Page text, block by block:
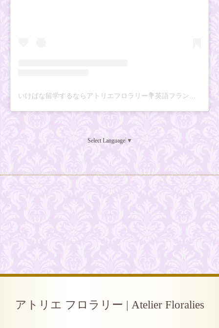
Select Language ▼
アトリエ フロラリー | Atelier Floralies